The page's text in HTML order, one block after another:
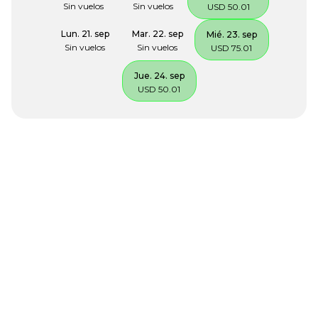
Sin vuelos
Sin vuelos
USD 50.01
Lun. 21. sep
Sin vuelos
Mar. 22. sep
Sin vuelos
Mié. 23. sep
USD 75.01
Jue. 24. sep
USD 50.01